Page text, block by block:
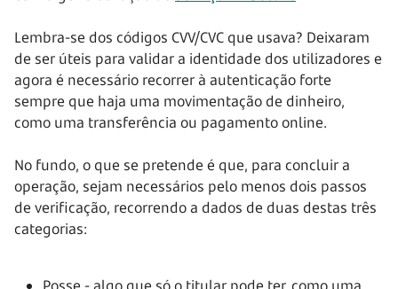
Lembra-se dos códigos CVV/CVC que usava? Deixaram
de ser úteis para validar a identidade dos utilizadores e
agora é necessário recorrer à autenticação forte
sempre que haja uma movimentação de dinheiro,
como uma transferência ou pagamento online.
No fundo, o que se pretende é que, para concluir a
operação, sejam necessários pelo menos dois passos
de verificação, recorrendo a dados de duas destas três
categorias: